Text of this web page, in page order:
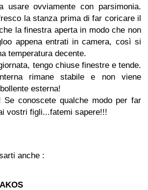
usare ovviamente con parsimonia.
la stanza prima di far coricare il
la finestra aperta in modo che non
appena entrati in camera, così si
temperatura decente.
tengo chiuse finestre e tende.
rimane stabile e non viene
esterna!
Se conoscete qualche modo per far
vostri figli...fatemi sapere!!!
anche :